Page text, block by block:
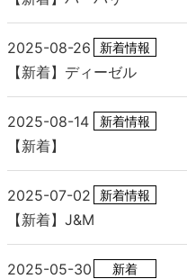
2025-08-26 新着情報
【新着】ディーゼル
2025-08-14 新着情報
【新着】
2025-07-02 新着情報
【新着】J&M
2025-05-30 新着